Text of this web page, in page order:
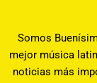
Somos
mejor música
noticias más